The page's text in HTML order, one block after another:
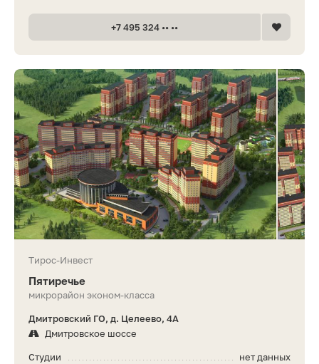
+7 495 324 •• ••
Тирос-Инвест
Пятиречье
микрорайон эконом-класса
Дмитровский ГО, д. Целеево, 4А
Дмитровское шоссе
нет данных
Студии